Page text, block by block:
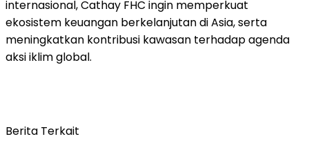
internasional, Cathay FHC ingin memperkuat
ekosistem keuangan berkelanjutan di Asia, serta
meningkatkan kontribusi kawasan terhadap agenda
aksi iklim global.
Berita Terkait